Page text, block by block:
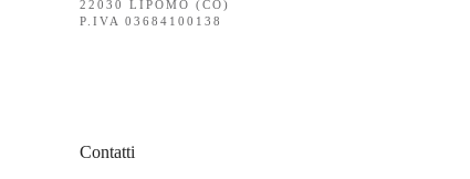
22030 LIPOMO (CO)
P.IVA 03684100138
Contatti